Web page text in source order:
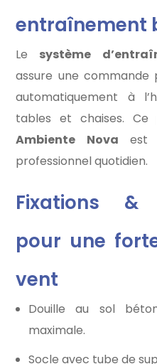
entraînement
Le système
assure une commande
automatiquement à
tables et chaises. Ce
Ambiente Nova est
professionnel quotidien.
Fixations &
pour une
vent
Douille au sol
maximale.
Socle avec tube de